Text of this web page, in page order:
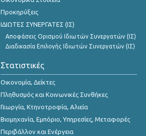
Προκηρύξεις
ΙΔΙΩΤΕΣ ΣΥΝΕΡΓΑΤΕΣ (ΙΣ)
Αποφάσεις Ορισμού Ιδιωτών Συνεργατών (ΙΣ)
Διαδικασία Επιλογής Ιδιωτών Συνεργατών (ΙΣ)
Στατιστικές
Οικονομία, Δείκτες
Πληθυσμός και Κοινωνικές Συνθήκες
Γεωργία, Κτηνοτροφία, Αλιεία
Βιομηχανία, Εμπόριο, Υπηρεσίες, Μεταφορές
Περιβάλλον και Ενέργεια